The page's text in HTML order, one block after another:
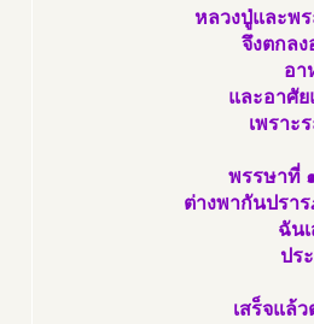
หลวงปู่และพ
จึงตกล
อา
และอาศั
เพราะ
พรรษาที่
ต่างพากันปรา
ฉัน
ปร
เสร็จแล้